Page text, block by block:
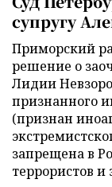
супругу
Приморский
решение о
Лидии
признанного
(признан
запрещена в
террористов и